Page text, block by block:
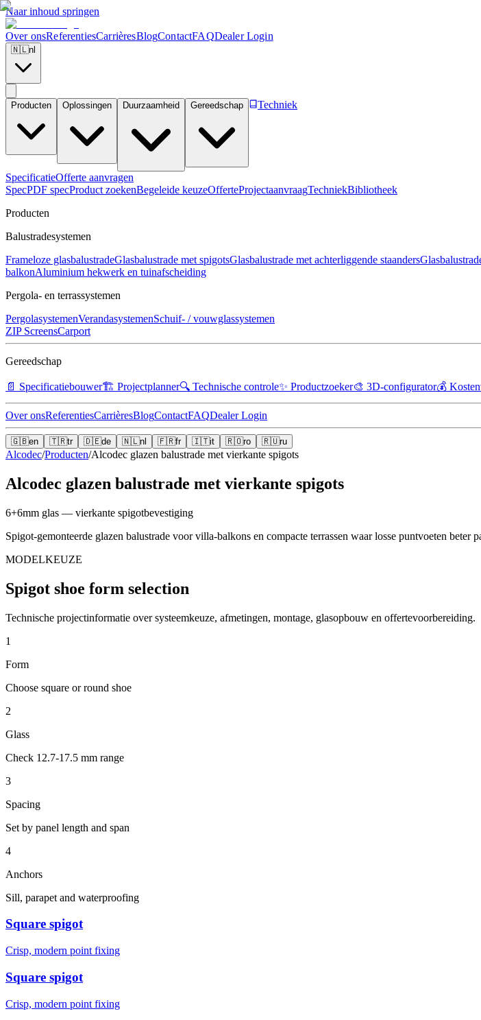
Naar inhoud springen
Over onsReferentiesCarrièresBlogContactFAQDealer Login
🇳🇱nl
Producten Oplossingen Duurzaamheid Gereedschap Techniek
SpecificatieOfferte aanvragen
SpecPDF specProduct zoekenBegeleide keuzeOfferteProjectaanvraagTechniekBibliotheek
Producten
Balustradesystemen
Frameloze glasbalustradeGlasbalustrade met spigotsGlasbalustrade met achterliggende staanders
balkonAluminium hekwerk en tuinafscheiding
Pergola- en terrassystemen
PergolasystemenVerandasystemenSchuif- / vouwglassystemen
ZIP ScreensCarport
Gereedschap
📄 Specificatiebouwer🏗️ Projectplanner🔍 Technische controle✨ Productzoeker🎨 3D-configurator💰
Over onsReferentiesCarrièresBlogContactFAQDealer Login
🇬🇧en 🇹🇷tr 🇩🇪de 🇳🇱nl 🇫🇷fr 🇮🇹it 🇷🇴ro 🇷🇺ru
Alcodec/Producten/Alcodec glazen balustrade met vierkante spigots
Alcodec glazen balustrade met vierkante spigots
6+6mm glas — vierkante spigotbevestiging
Spigot-gemonteerde glazen balustrade voor villa-balkons en compacte terrassen waar losse puntvoeten beter
MODELKEUZE
Spigot shoe form selection
Technische projectinformatie over systeemkeuze, afmetingen, montage, glasopbouw en offertevoorbereiding.
1
Form
Choose square or round shoe
2
Glass
Check 12.7-17.5 mm range
3
Spacing
Set by panel length and span
4
Anchors
Sill, parapet and waterproofing
Square spigot
Crisp, modern point fixing
Square spigot
Crisp, modern point fixing